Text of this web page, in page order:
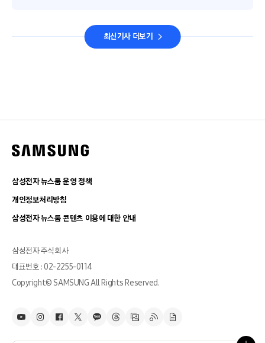
최신기사 더보기
삼성전자 뉴스룸 운영 정책
개인정보처리방침
삼성전자 뉴스룸 콘텐츠 이용에 대한 안내
삼성전자 주식회사
대표번호 : 02-2255-0114
Copyright© SAMSUNG All Rights Reserved.